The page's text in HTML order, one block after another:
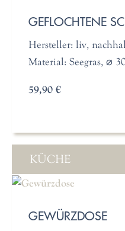
GEFLOCHTENE
Hersteller: liv,
Material: Seegras, ⌀
59,90 €
KÜCHE
GEWÜRZDOSE